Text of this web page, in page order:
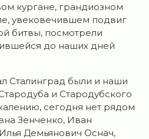
кургане, грандиозном
увековечившем подвиг
битвы, посмотрели
до наших дней
Сталинград были и наши
и Стародубского
сегодня нет рядом
Зенченко, Иван
Демьянович Оснач,